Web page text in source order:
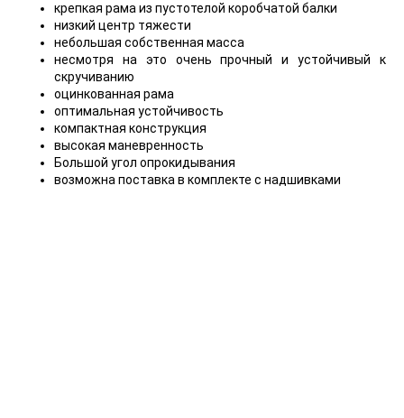
крепкая рама из пустотелой коробчатой балки
низкий центр тяжести
небольшая собственная масса
несмотря на это очень прочный и устойчивый к
скручиванию
оцинкованная рама
оптимальная устойчивость
компактная конструкция
высокая маневренность
Большой угол опрокидывания
возможна поставка в комплекте с надшивками